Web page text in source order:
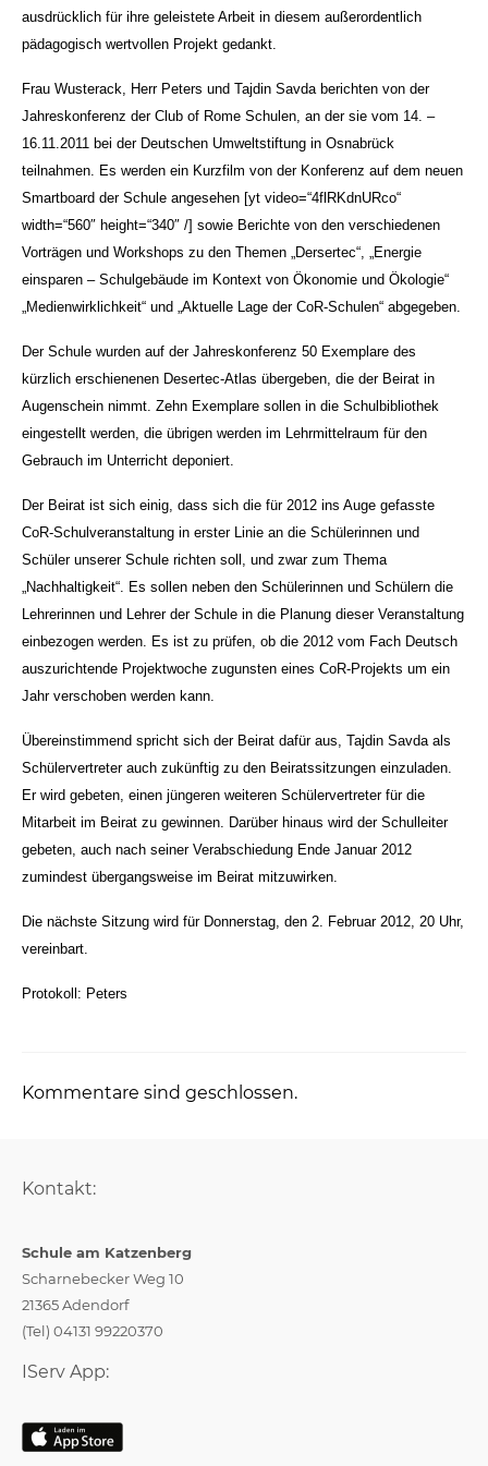
ausdrücklich für ihre geleistete Arbeit in diesem außerordentlich
pädagogisch wertvollen Projekt gedankt.
Frau Wusterack, Herr Peters und Tajdin Savda berichten von der
Jahreskonferenz der Club of Rome Schulen, an der sie vom 14. –
16.11.2011 bei der Deutschen Umweltstiftung in Osnabrück
teilnahmen. Es werden ein Kurzfilm von der Konferenz auf dem neuen
Smartboard der Schule angesehen [yt video=“4flRKdnURco“
width=“560″ height=“340″ /] sowie Berichte von den verschiedenen
Vorträgen und Workshops zu den Themen „Dersertec“, „Energie
einsparen – Schulgebäude im Kontext von Ökonomie und Ökologie“
„Medienwirklichkeit“ und „Aktuelle Lage der CoR-Schulen“ abgegeben.
Der Schule wurden auf der Jahreskonferenz 50 Exemplare des
kürzlich erschienenen Desertec-Atlas übergeben, die der Beirat in
Augenschein nimmt. Zehn Exemplare sollen in die Schulbibliothek
eingestellt werden, die übrigen werden im Lehrmittelraum für den
Gebrauch im Unterricht deponiert.
Der Beirat ist sich einig, dass sich die für 2012 ins Auge gefasste
CoR-Schulveranstaltung in erster Linie an die Schülerinnen und
Schüler unserer Schule richten soll, und zwar zum Thema
„Nachhaltigkeit“. Es sollen neben den Schülerinnen und Schülern die
Lehrerinnen und Lehrer der Schule in die Planung dieser Veranstaltung
einbezogen werden. Es ist zu prüfen, ob die 2012 vom Fach Deutsch
auszurichtende Projektwoche zugunsten eines CoR-Projekts um ein
Jahr verschoben werden kann.
Übereinstimmend spricht sich der Beirat dafür aus, Tajdin Savda als
Schülervertreter auch zukünftig zu den Beiratssitzungen einzuladen.
Er wird gebeten, einen jüngeren weiteren Schülervertreter für die
Mitarbeit im Beirat zu gewinnen. Darüber hinaus wird der Schulleiter
gebeten, auch nach seiner Verabschiedung Ende Januar 2012
zumindest übergangsweise im Beirat mitzuwirken.
Die nächste Sitzung wird für Donnerstag, den 2. Februar 2012, 20 Uhr,
vereinbart.
Protokoll: Peters
Kommentare sind geschlossen.
Kontakt:
Schule am Katzenberg
Scharnebecker Weg 10
21365 Adendorf
(Tel) 04131 99220370
IServ App: